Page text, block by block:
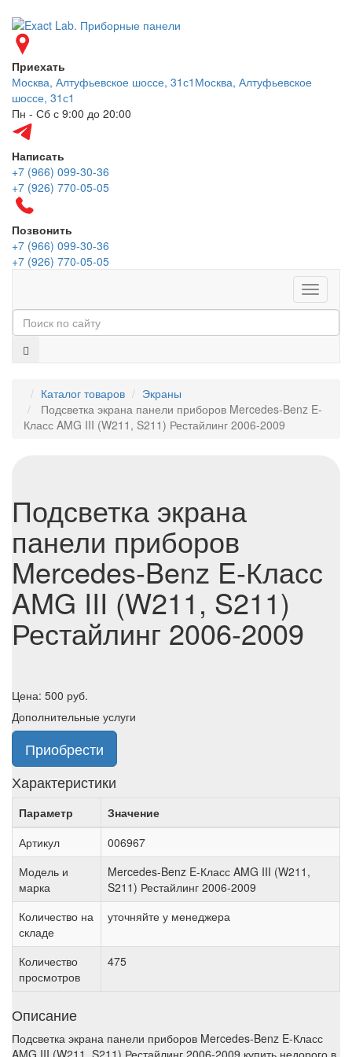
Приехать
Москва, Алтуфьевское шоссе, 31с1 Москва, Алтуфьевское
шоссе, 31с1
Пн - Сб с 9:00 до 20:00
Написать
+7 (966) 099-30-36
+7 (926) 770-05-05
Позвонить
+7 (966) 099-30-36
+7 (926) 770-05-05
Меню
Каталог товаров
Экраны
Подсветка экрана панели приборов Mercedes-Benz E-
Класс AMG III (W211, S211) Рестайлинг 2006-2009
Подсветка экрана
панели приборов
Mercedes-Benz E-Класс
AMG III (W211, S211)
Рестайлинг 2006-2009
Цена: 500 руб.
Дополнительные услуги
Приобрести
Характеристики
Параметр
Значение
Артикул
006967
Модель и
марка
Mercedes-Benz E-Класс AMG III (W211,
S211) Рестайлинг 2006-2009
Количество на
складе
уточняйте у менеджера
Количество
просмотров
475
Описание
Подсветка экрана панели приборов Mercedes-Benz E-Класс